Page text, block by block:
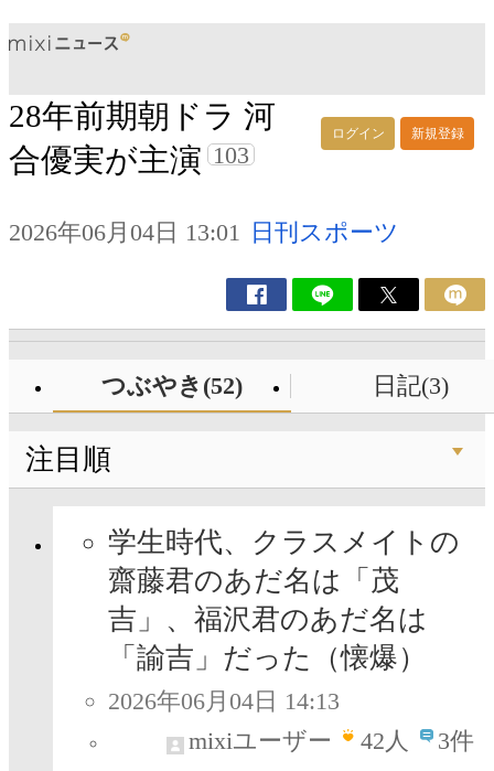
ログイン 新規登録
28年前期朝ドラ 河
合優実が主演 103
2026年06月04日 13:01 日刊スポーツ
つぶやき(52) 日記(3)
注目順
学生時代、クラスメイトの
齋藤君のあだ名は「茂
吉」、福沢君のあだ名は
「諭吉」だった（懐爆）
2026年06月04日 14:13
mixiユーザー
42人 3件